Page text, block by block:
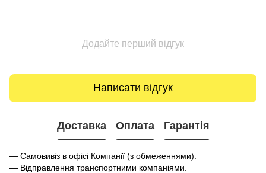
Додайте перший відгук
Написати відгук
Доставка Оплата Гарантія
— Самовивіз в офісі Компанії (з обмеженнями).
— Відправлення транспортними компаніями.